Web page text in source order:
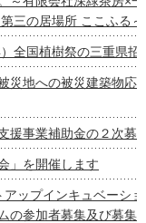
三の居場所 ここふる～
全国植樹祭の三重県招
災地への被災建築物応
援事業補助金の２次募
」を開催します
ップインキュベーシ
の参加者募集及び募集